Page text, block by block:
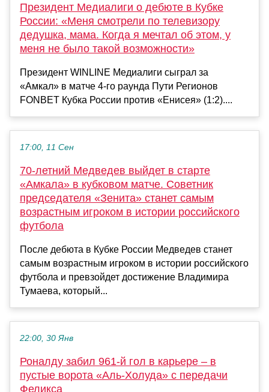
Президент Медиалиги о дебюте в Кубке
России: «Меня смотрели по телевизору
дедушка, мама. Когда я мечтал об этом, у
меня не было такой возможности»
Президент WINLINE Медиалиги сыграл за
«Амкал» в матче 4-го раунда Пути Регионов
FONBET Кубка России против «Енисея» (1:2)....
17:00, 11 Сен
70-летний Медведев выйдет в старте
«Амкала» в кубковом матче. Советник
председателя «Зенита» станет самым
возрастным игроком в истории российского
футбола
После дебюта в Кубке России Медведев станет
самым возрастным игроком в истории российского
футбола и превзойдет достижение Владимира
Тумаева, который...
22:00, 30 Янв
Роналду забил 961-й гол в карьере – в
пустые ворота «Аль-Холуда» с передачи
Феликса